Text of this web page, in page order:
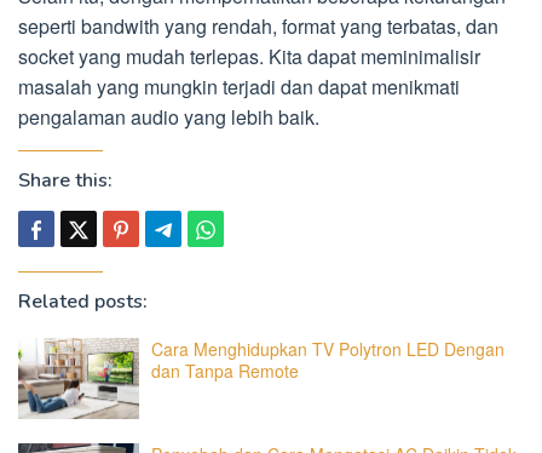
seperti bandwith yang rendah, format yang terbatas, dan
socket yang mudah terlepas. Kita dapat meminimalisir
masalah yang mungkin terjadi dan dapat menikmati
pengalaman audio yang lebih baik.
Share this:
Related posts:
Cara Menghidupkan TV Polytron LED Dengan
dan Tanpa Remote